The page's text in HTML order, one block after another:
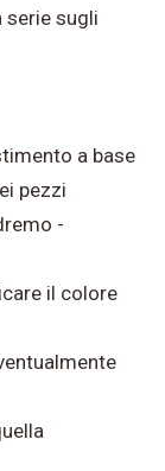
serie sugli
a base
pezzi
-
il colore